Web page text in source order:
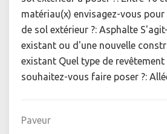
matériau(x) envisagez-vous
de sol extérieur ?: Asphalte
existant ou d'une nouvelle
existant Quel type de
souhaitez-vous faire poser ?:
Paveur